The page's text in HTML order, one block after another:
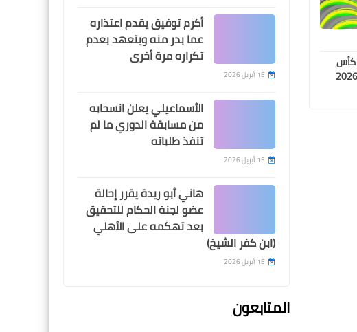
كأس
2026/2027
جدول مباريات الدورى المصرى 2026-
2027
05 أغسطس 2026
أكرم توفيق يقدم اعتذاره
عما بدر منه ويتعهد بعدم
تكراره مرة أخرى
15 أبريل 2026
الأسماعيلي يعلن انسحابه
من مسابقة الدوري ما لم
تنفذ طلباته
15 أبريل 2026
هاني أبو ريدة يقرر إحالة
عضو لجنة الحكام للتحقيق
بعد تهكمه على الأهلي
(ابن كفر الشيخ)
15 أبريل 2026
المتابعون
مشاهدة قناة أبو ظبي الاولى
إكسترا بث مباشر ADSports
Extra
اتحاد الكرة يعلن مدة غياب
محمد صلاح بعد اصابتة في